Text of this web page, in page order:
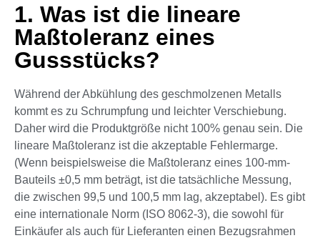
1. Was ist die lineare
Maßtoleranz eines
Gussstücks?
Während der Abkühlung des geschmolzenen Metalls
kommt es zu Schrumpfung und leichter Verschiebung.
Daher wird die Produktgröße nicht 100% genau sein. Die
lineare Maßtoleranz ist die akzeptable Fehlermarge.
(Wenn beispielsweise die Maßtoleranz eines 100-mm-
Bauteils ±0,5 mm beträgt, ist die tatsächliche Messung,
die zwischen 99,5 und 100,5 mm lag, akzeptabel). Es gibt
eine internationale Norm (ISO 8062-3), die sowohl für
Einkäufer als auch für Lieferanten einen Bezugsrahmen